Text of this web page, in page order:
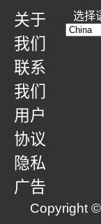
关于
我们
联系
我们
用户
协议
隐私
广告
选择
Copyright